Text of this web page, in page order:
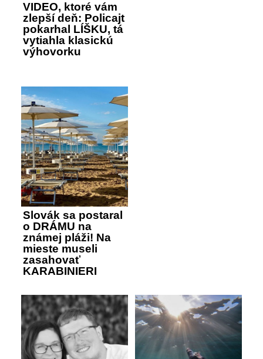
VIDEO, ktoré vám
zlepší deň: Policajt
pokarhal LÍŠKU, tá
vytiahla klasickú
výhovorku
Slovák sa postaral
o DRÁMU na
známej pláži! Na
mieste museli
zasahovať
KARABINIERI